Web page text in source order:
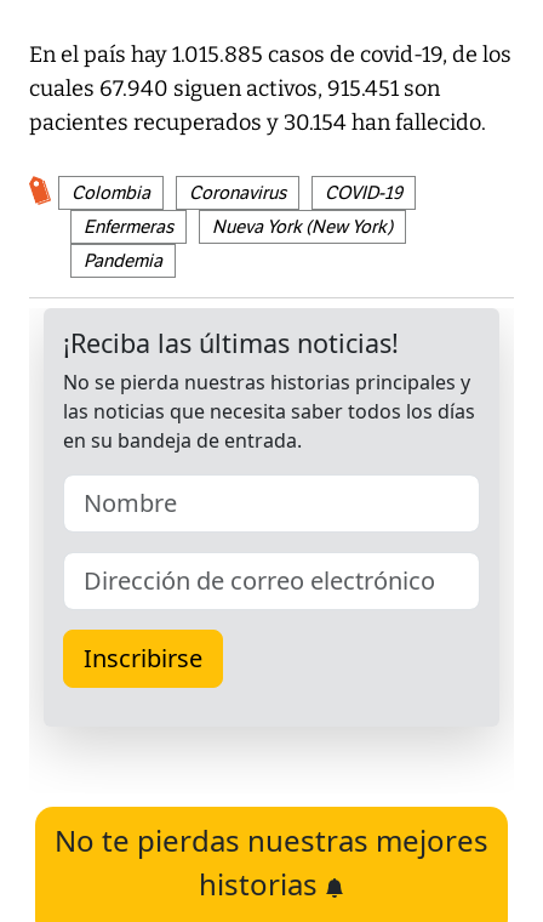
En el país hay 1.015.885 casos de covid-19, de los
cuales 67.940 siguen activos, 915.451 son
pacientes recuperados y 30.154 han fallecido.
Colombia Coronavirus
COVID-19
Enfermeras
Nueva York (New York)
Pandemia
No te pierdas nuestras mejores
historias